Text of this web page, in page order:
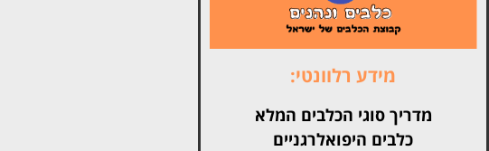
מידע רלוונטי:
מדריך סוגי הכלבים המלא
כלבים היפואלרגניים